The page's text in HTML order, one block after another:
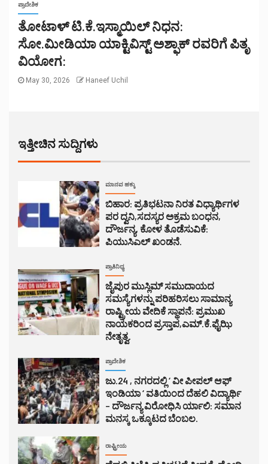
ಪ್ರಾದೇಶಿಕ
ತೋಟಾಳ್ ಟಿ.ಕೆ.ಇಸ್ಮಾಯಿಲ್ ನಿಧನ:
ಸೋ.ಮೀಡಿಯಾ ಯಾಕ್ಟಿವಿಸ್ಟ್ ಅಶ್ಫಾಕ್ ರವರಿಗೆ ಪಿತೃ
ವಿಯೋಗ:
May 30, 2026 Haneef Uchil
ಇತ್ತೀಚಿನ ಸುದ್ದಿಗಳು
ಮಾನವ ಹಕ್ಕು
ಬಿಹಾರ: ಪ್ರತಿಭಟನಾ ನಿರತ ವಿಧ್ಯಾರ್ಥಿಗಳ
ಪರ ದ್ವನಿ,ಸದಸ್ಯರ ಅಕ್ರಮ ಬಂಧನ,
ದೌರ್ಜನ್ಯ, ಕೋಳ ತೊಡೆಸುವಿಕೆ:
ಪಿಯುಸಿಎಲ್ ಖಂಡನೆ.
ಪ್ರಾತಿನಿಧ್ಯ
ಜೈಪುರ ಮುಸ್ಲಿಮ್ ಸಮುದಾಯದ
ಸಮಸ್ಯೆಗಳನ್ನು ಪರಿಹರಿಸಲು ಸಾಮಾನ್ಯ
ರಾಷ್ಟ್ರೀಯ ವೇದಿಕೆ ಸ್ಥಾಪನೆ: ಪ್ರಮುಖ
ನಾಯಕರಿಂದ ಪ್ರಸ್ತಾಪ,ಎಮ್.ಕೆ.ಫೈಝಿ
ನೇತೃತ್ವ.
ಪ್ರಾದೇಶಿಕ
ಜು.24 , ನಗರದಲ್ಲಿ ‘ ವೀ ಪೀಪಲ್ ಆಫ್
ಇಂಡಿಯಾ ‘ ವತಿಯಿಂದ ದೆಹಲಿ ವಿದ್ಯಾರ್ಥಿ
– ದೌರ್ಜನ್ಯ ವಿರೋಧಿಸಿ ರ್ಯಾಲಿ: ಸಮಾನ
ಮನಸ್ಕ ಒಕ್ಕೂಟದ ಬೆಂಬಲ.
ರಾಷ್ಟ್ರೀಯ